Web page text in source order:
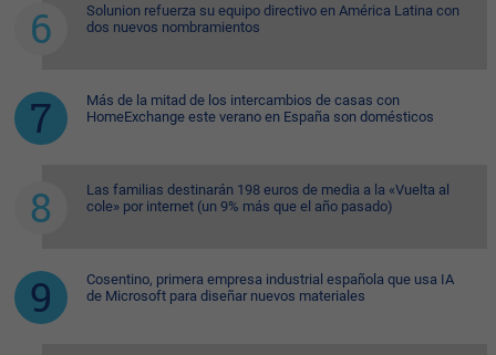
Solunion refuerza su equipo directivo en América Latina con
dos nuevos nombramientos
Más de la mitad de los intercambios de casas con
HomeExchange este verano en España son domésticos
Las familias destinarán 198 euros de media a la «Vuelta al
cole» por internet (un 9% más que el año pasado)
Cosentino, primera empresa industrial española que usa IA
de Microsoft para diseñar nuevos materiales